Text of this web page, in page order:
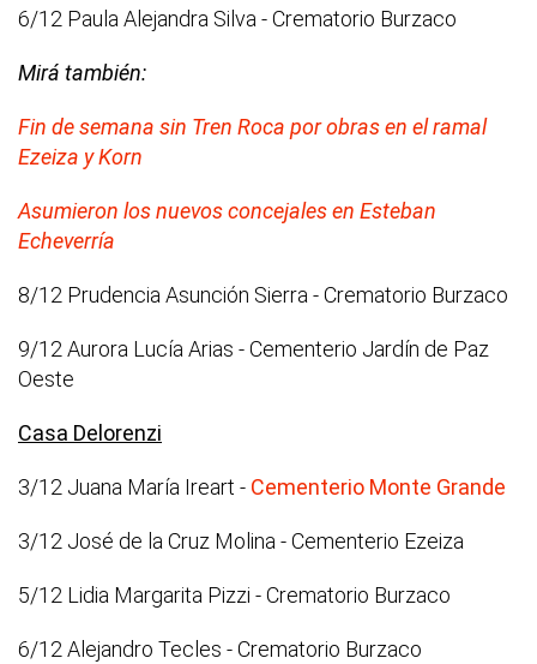
6/12 Paula Alejandra Silva - Crematorio Burzaco
Mirá también:
Fin de semana sin Tren Roca por obras en el ramal
Ezeiza y Korn
Asumieron los nuevos concejales en Esteban
Echeverría
8/12 Prudencia Asunción Sierra - Crematorio Burzaco
9/12 Aurora Lucía Arias - Cementerio Jardín de Paz
Oeste
Casa Delorenzi
3/12 Juana María Ireart - Cementerio Monte Grande
3/12 José de la Cruz Molina - Cementerio Ezeiza
5/12 Lidia Margarita Pizzi - Crematorio Burzaco
6/12 Alejandro Tecles - Crematorio Burzaco